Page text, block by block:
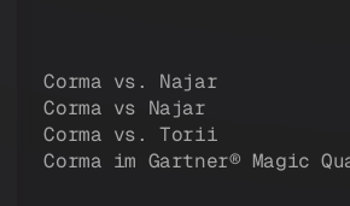
Corma vs. Najar
Corma vs Najar
Corma vs. Torii
Corma im Gartner® Magic